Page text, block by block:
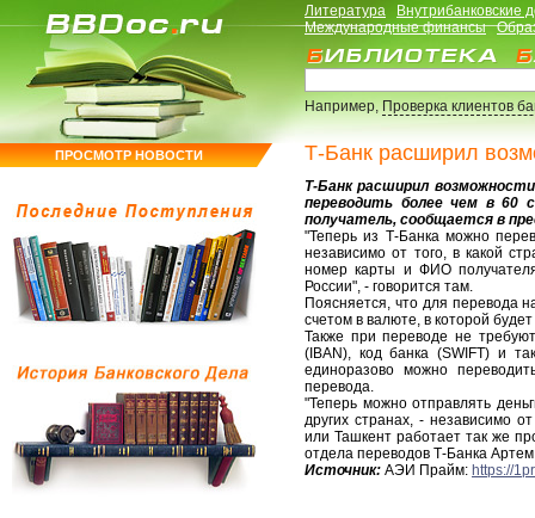
ПРОСМОТР НОВОСТИ
Литература
Внутрибанковские
Международные финансы
Например,Проверка клиентов
Т-Банк расширил
Т-Банк расширил
переводить более чем в 60
получатель, сообщается в
"Теперь из Т-Банка можно
независимо от того, в какой
номер карты и ФИО
России", - говорится там.
Поясняется, что для перевода
счетом в валюте, в которой
Также при переводе не
(IBAN), код банка (SWIFT) и
единоразово можно
перевода.
"Теперь можно отправлять
других странах, - независимо
или Ташкент работает так же
отдела переводов Т-Банка
Источник: АЭИ Прайм: https://